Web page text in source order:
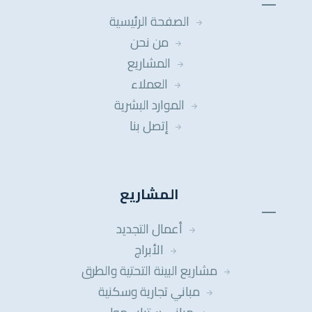
الصفحة الرئيسية
من نحن
المشاريع
العملاء
الموارد البشرية
إتصل بنا
المشاريع
أعمال التجديد
الأبراج
مشاريع البينة التحتية والطرق
مباني تجارية وسكنية